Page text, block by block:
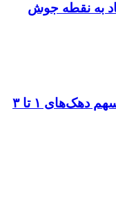
به نقطه جوش
افزایش قابل توجه یارانه آذر ۱۴۰۴؛ سهم دهک‌های ۱ تا ۳